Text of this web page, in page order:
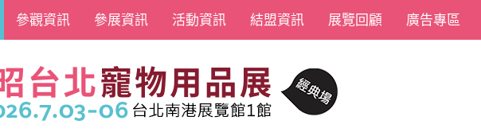
參觀資訊 參展資訊 活動資訊 結盟資訊 展覽回顧 廣告專區